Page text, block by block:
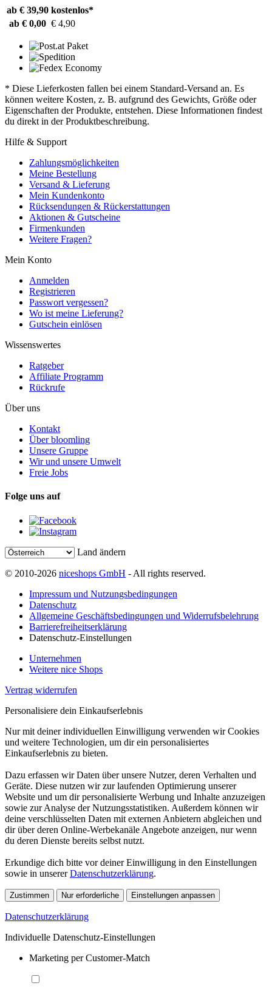
ab € 39,90 kostenlos*
ab € 0,00 € 4,90
* Diese Lieferkosten fallen bei einem Standard-Versand an. Es
können weitere Kosten, z. B. aufgrund des Gewichts, Größe oder
Eigenschaften der Produkte, entstehen. Diese Informationen findest
du direkt in der Produktbeschreibung.
Hilfe & Support
Zahlungsmöglichkeiten
Meine Bestellung
Versand & Lieferung
Mein Kundenkonto
Rücksendungen & Rückerstattungen
Aktionen & Gutscheine
Firmenkunden
Weitere Fragen?
Mein Konto
Anmelden
Registrieren
Passwort vergessen?
Wo ist meine Lieferung?
Gutschein einlösen
Wissenswertes
Ratgeber
Affiliate Programm
Rückrufe
Über uns
Kontakt
Über bloomling
Unsere Gruppe
Wir und unsere Umwelt
Freie Jobs
Folge uns auf
Land ändern
© 2010-2026 niceshops GmbH - All rights reserved.
Impressum und Nutzungsbedingungen
Datenschutz
Allgemeine Geschäftsbedingungen und Widerrufsbelehrung
Barrierefreiheitserklärung
Datenschutz-Einstellungen
Unternehmen
Weitere nice Shops
Vertrag widerrufen
Personalisiere dein Einkaufserlebnis
Nur mit deiner individuellen Einwilligung verwenden wir Cookies
und weitere Technologien, um dir ein personalisiertes
Einkaufserlebnis zu bieten.
Dazu erfassen wir Daten über unsere Nutzer, deren Verhalten und
Geräte. Diese nutzen wir zur laufenden Optimierung unserer
Website und um dir personalisierte Werbung und Inhalte anzuzeigen
sowie zur Analyse der Nutzungsstatistiken. Außerdem können wir
deine verschlüsselten Daten mit externen Anbietern abgleichen und
dir über deren Online-Werbekanäle Angebote anzeigen, nur wenn
du deren Dienste bereits selbst nutzt.
Erkundige dich bitte vor deiner Einwilligung in den Einstellungen
sowie in unsererDatenschutzerklärung.
Zustimmen Nur erforderliche Einstellungen anpassen
Datenschutzerklärung
Individuelle Datenschutz-Einstellungen
Marketing per Customer-Match